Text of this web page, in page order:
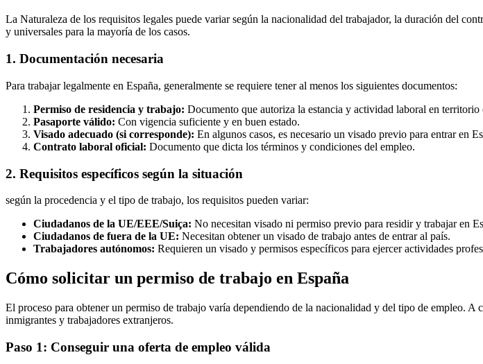
La Naturaleza de los requisitos legales puede variar según la nacionalidad del trabajador, la duración del
y universales para la mayoría de los casos.
1. Documentación necesaria
Para trabajar legalmente en España, generalmente se requiere tener al menos los siguientes documentos:
Permiso de residencia y trabajo: Documento que autoriza la estancia y actividad laboral en territorio
Pasaporte válido: Con vigencia suficiente y en buen estado.
Visado adecuado (si corresponde): En algunos casos, es necesario un visado previo para entrar en
Contrato laboral oficial: Documento que dicta los términos y condiciones del empleo.
2. Requisitos específicos según la situación
según la procedencia y el tipo de trabajo, los requisitos pueden variar:
Ciudadanos de la UE/EEE/Suiça: No necesitan visado ni permiso previo para residir y trabajar en
Ciudadanos de fuera de la UE: Necesitan obtener un visado de trabajo antes de entrar al país.
Trabajadores autónomos: Requieren un visado y permisos específicos para ejercer actividades
Cómo solicitar un permiso de trabajo en España
El proceso para obtener un permiso de trabajo varía dependiendo de la nacionalidad y del tipo de empleo.
inmigrantes y trabajadores extranjeros.
Paso 1: Conseguir una oferta de empleo válida